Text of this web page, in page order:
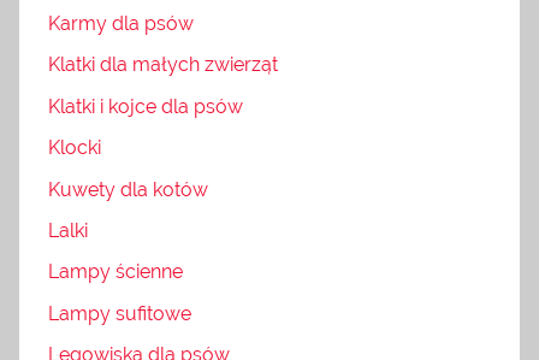
Karmy dla psów
Klatki dla małych zwierząt
Klatki i kojce dla psów
Klocki
Kuwety dla kotów
Lalki
Lampy ścienne
Lampy sufitowe
Legowiska dla psów